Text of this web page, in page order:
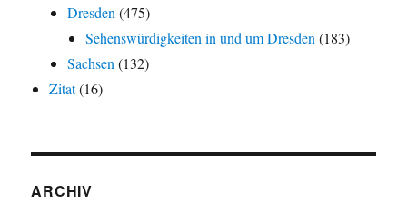
Dresden (475)
Sehenswürdigkeiten in und um Dresden (183)
Sachsen (132)
Zitat(16)
ARCHIV